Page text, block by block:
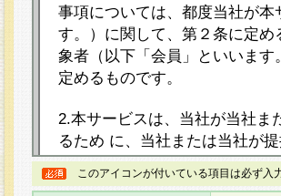
事項については、都度当社が
す。）に関して、第２条に定
象者（以下「会員」といいま
定めるものです。
2.本サービスは、当社が当社ま
るため に、当社または当社が
ト（以下「本サイト」といい
ージを設け、会員がアンケー
このアイコンが付いている項目は必ず入